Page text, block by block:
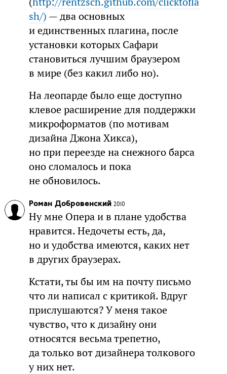
sh/) — два основных
и единственных плагина, после
установки которых Сафари
становиться лучшим браузером
в мире (без какил либо но).
На леопарде было еще доступно
клевое расширение для поддержки
микроформатов (по мотивам
дизайна Джона Хикса),
но при переезде на снежного барса
оно сломалось и пока
не обновилось.
Роман Добровенский 2010
Ну мне Опера и в плане удобства
нравится. Недочеты есть, да,
но и удобства имеются, каких нет
в других браузерах.
Кстати, ты бы им на почту письмо
что ли написал с критикой. Вдруг
прислушаются? У меня такое
чувство, что к дизайну они
относятся весьма трепетно,
да только вот дизайнера толкового
у них нет.